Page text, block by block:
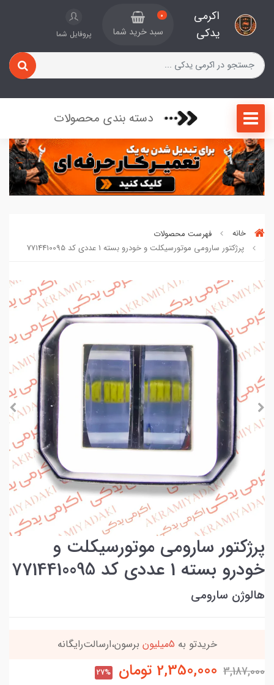
اکرمی
یدکی
0
سبد خرید شما پروفایل شما
دسته بندی محصولات
خانه
فهرست محصولات
پرژکتور سارومی موتورسیکلت و خودرو بسته 1 عددی کد 7714410095
پرژکتور سارومی موتورسیکلت و
خودرو بسته 1 عددی کد 7714410095
هالوژن سارومی
این کالا رو میتونی4 قسطه بخری
3,187,000
2,350,000 تومان 27%